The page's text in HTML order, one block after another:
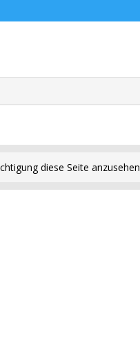
diese Seite anzusehen